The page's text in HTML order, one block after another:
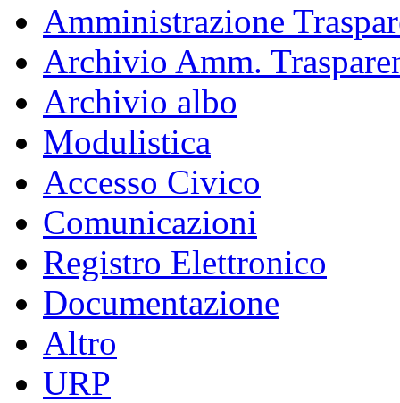
Amministrazione
Archivio Amm.
Archivio albo
Modulistica
Accesso Civico
Comunicazioni
Registro Elettronico
Documentazione
Altro
URP